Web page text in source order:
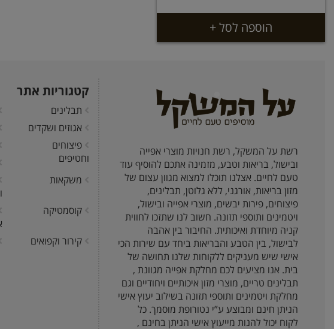
הוספה לסל +
רשת על המשקל, רשת חנויות מוצרי אפייה
ובישול, בריאות וטבע, מזמינה אתכם להוסיף עוד
טעם לחיים. אצלנו תוכלו למצוא מגוון עצום של
מזון בריאות, אורגני, ללא גלוטן, תבלינים,
פיצוחים, פירות יבשים, מוצרי אפייה ובישול,
ויטמינים ותוספי תזונה. חשוב לנו שתזכו לחווית
קניה מיוחדת ואיכותית. החיבור בין אהבה
לבישול, בין הטבע והבריאות ביחד עם שירות הכי
אישי שיש מעניקים ללקוחות שלנו תחושה של
בית. אנו מציעים לכם מחלקת אפייה מגוונת ,
תבלינים טריים, מוצרי מזון איכותיים ויחודיים וגם
מחלקת ויטמינים ותוספי תזונה בשילוב יעוץ אישי
הניתן חינם ומבוצע ע”י נטורופת מוסמך. כל
לקוח יכול להנות מייעוץ אישי הניתן בחינם ,
קטגוריות אתר
תבלינים
אגוזים ושקדים
פיצוחים
וחטיפים
משקאות
קוסמטיקה
קירור וקפואים